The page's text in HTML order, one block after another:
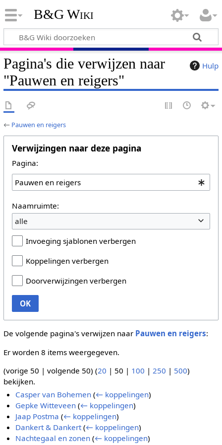
B&G Wiki
Hulp
Pagina's die verwijzen naar
"Pauwen en reigers"
← Pauwen en reigers
Verwijzingen naar deze pagina
Pagina:
Naamruimte:
alle
Invoeging sjablonen verbergen
Koppelingen verbergen
Doorverwijzingen verbergen
OK
De volgende pagina's verwijzen naar Pauwen en reigers:
Er worden 8 items weergegeven.
(vorige 50 | volgende 50) (20 | 50 | 100 | 250 | 500)
bekijken.
Casper van Bohemen (← koppelingen)
Gepke Witteveen (← koppelingen)
Jaap Postma (← koppelingen)
Dankert & Dankert (← koppelingen)
Nachtegaal en zonen (← koppelingen)